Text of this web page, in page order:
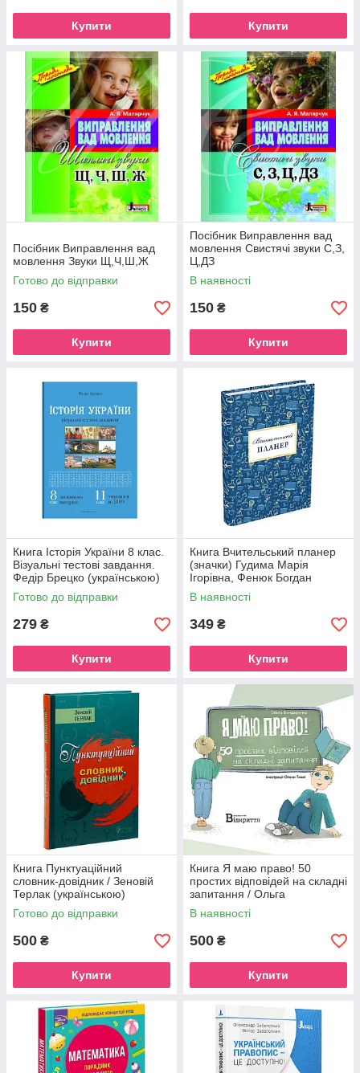
Купити Купити
Посібник Виправлення вад
мовлення Звуки Щ,Ч,Ш,Ж
Готово до відправки
150 ₴
Купити
Посібник Виправлення вад
мовлення Свистячі звуки С,З,
Ц,ДЗ
В наявності
150 ₴
Купити
Книга Історія України 8 клас.
Візуальні тестові завдання.
Федір Брецко (українською)
Готово до відправки
279 ₴
Купити
Книга Вчительський планер
(значки) Гудима Марія
Ігорівна, Фенюк Богдан
В наявності
349 ₴
Купити
Книга Пунктуаційний
словник-довідник / Зеновій
Терлак (українською)
Готово до відправки
500 ₴
Купити
Книга Я маю право! 50
простих відповідей на складні
запитання / Ольга
Бондаренко (українською)
В наявності
500 ₴
Купити